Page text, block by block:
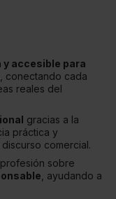
y accesible para
conectando cada
reales del
gracias a la
práctica y
comercial.
sobre
, ayudando a